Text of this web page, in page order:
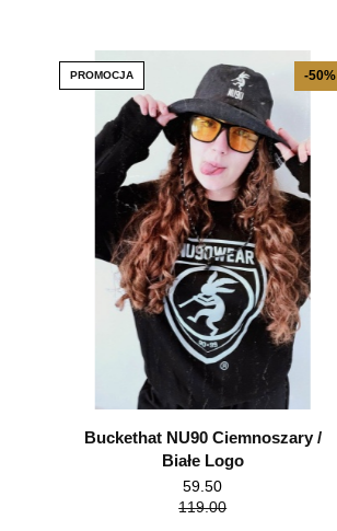
PROMOCJA
Buckethat NU90 Ciemnoszary /
Białe Logo
59.50
-50%
119.00